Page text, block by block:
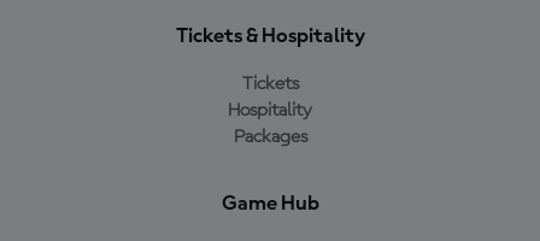
Tickets & Hospitality
Tickets
Hospitality
Packages
Game Hub